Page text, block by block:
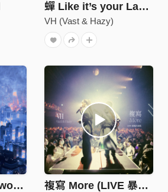
蟬 Like it’s your Last Summer
VH (Vast & Hazy)
被溺愛的渴望 Rework (回聲樂團 Cover) 複寫 More (LIVE 暴風浩劫版)